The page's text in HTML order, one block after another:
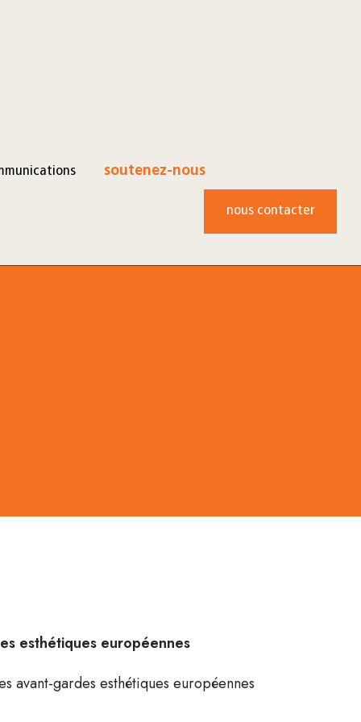
soutenez-nous
nous contacter
esthétiques européennes
avant-gardes esthétiques européennes